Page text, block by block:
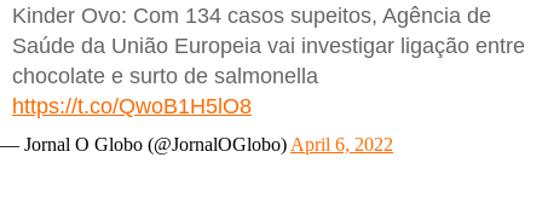
Kinder Ovo: Com 134 casos supeitos, Agência de
Saúde da União Europeia vai investigar ligação entre
chocolate e surto de salmonella
https://t.co/QwoB1H5lO8
— Jornal O Globo (@JornalOGlobo) April 6, 2022